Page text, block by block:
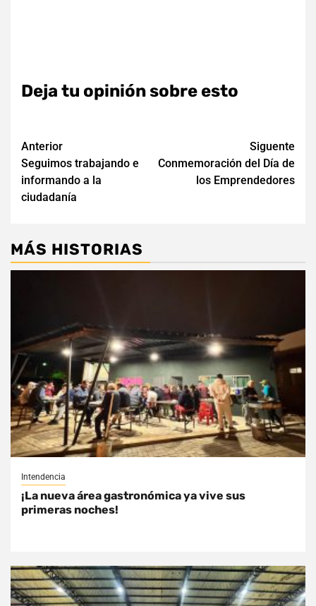
Deja tu opinión sobre esto
Navegación
de
entradas
Anterior
Seguimos trabajando e
informando a la
ciudadanía
Siguente
Conmemoración del Día de
los Emprendedores
MÁS HISTORIAS
Intendencia
¡La nueva área gastronómica ya vive sus
primeras noches!